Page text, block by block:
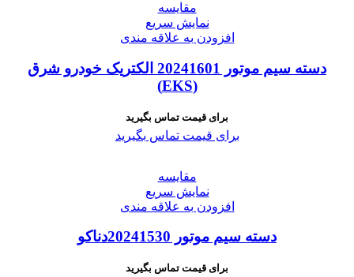
مقايسه
نمایش سریع
افزودن به علاقه مندی
دسته سیم موتور 20241601 الکتریک خودرو شرق
(EKS)
برای قیمت تماس بگیرید
برای قیمت تماس بگیرید
مقايسه
نمایش سریع
افزودن به علاقه مندی
دسته سیم موتور 20241530دناکو
برای قیمت تماس بگیرید